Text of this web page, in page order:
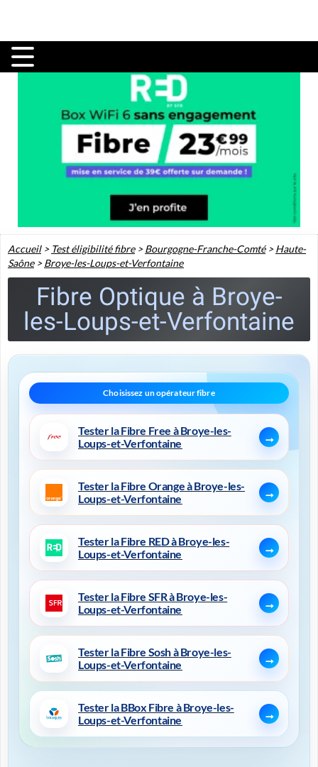
Accueil> Test éligibilité fibre>Bourgogne-Franche-Comté>Haute-
Saône>Broye-les-Loups-et-Verfontaine
Fibre Optique à Broye-
les-Loups-et-Verfontaine
Tester la Fibre Free à Broye-les-
Loups-et-Verfontaine
Tester la Fibre Orange à Broye-les-
Loups-et-Verfontaine
Tester la Fibre RED à Broye-les-
Loups-et-Verfontaine
Tester la Fibre SFR à Broye-les-
Loups-et-Verfontaine
Tester la Fibre Sosh à Broye-les-
Loups-et-Verfontaine
Tester la BBox Fibre à Broye-les-
Loups-et-Verfontaine